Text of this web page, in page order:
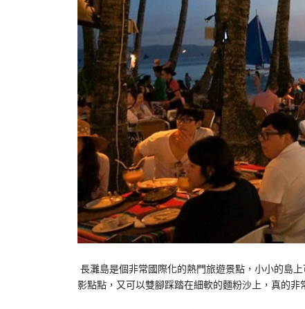
長灘島是個非常國際化的熱門旅遊景點，小小的島
影點點，又可以雙腳踩踏在細軟的麵粉沙上，真的